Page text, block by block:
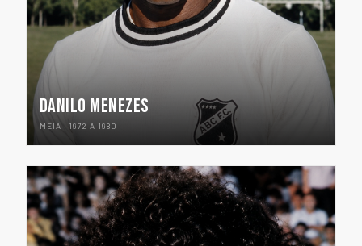
DANILO MENEZES
MEIA · 1972 A 1980